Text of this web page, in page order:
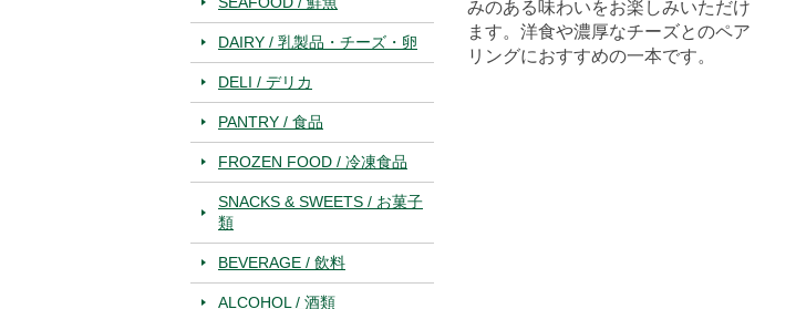
DAIRY / 乳製品・チーズ・卵
DELI / デリカ
PANTRY / 食品
FROZEN FOOD / 冷凍食品
SNACKS & SWEETS / お菓子
類
BEVERAGE / 飲料
ALCOHOL / 酒類
みのある味わいをお楽しみいただけ
ます。洋食や濃厚なチーズとのペア
リングにおすすめの一本です。